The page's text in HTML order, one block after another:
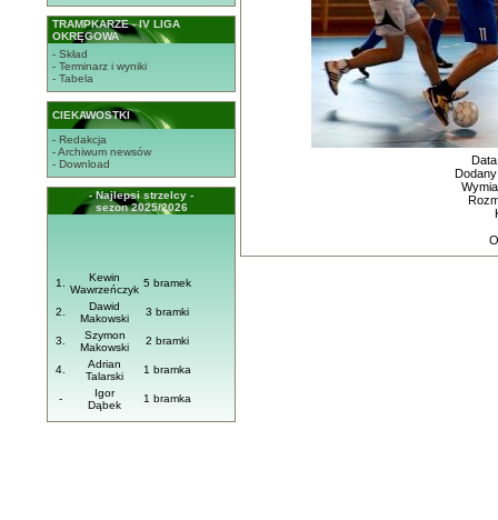
TRAMPKARZE - IV LIGA
OKRĘGOWA
- Skład
- Terminarz i wyniki
- Tabela
CIEKAWOSTKI
- Redakcja
- Archiwum newsów
- Download
- Najlepsi strzelcy -
sezon 2025/2026
1.
Kewin
Wawrzeńczyk
5 bramek
2.
Dawid
Makowski
3 bramki
3.
Szymon
Makowski
2 bramki
4.
Adrian
Talarski
1 bramka
-
Igor
Dąbek
1 bramka